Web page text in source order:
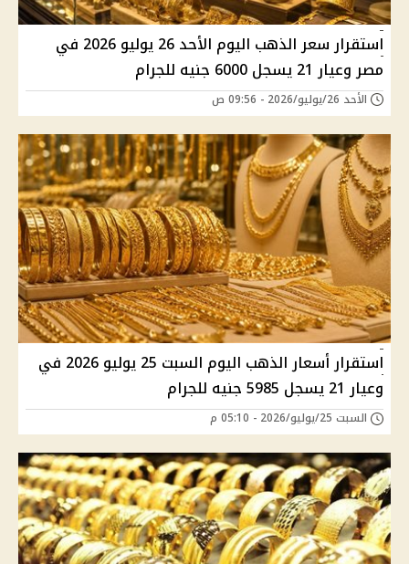
استقرار سعر الذهب اليوم الأحد 26 يوليو 2026 في
مصر وعيار 21 يسجل 6000 جنيه للجرام
الأحد 26/يوليو/2026 - 09:56 ص
استقرار أسعار الذهب اليوم السبت 25 يوليو 2026 في
وعيار 21 يسجل 5985 جنيه للجرام
السبت 25/يوليو/2026 - 05:10 م